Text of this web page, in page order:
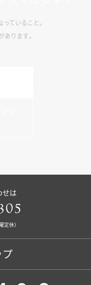
っていること。
あります。
せは
定休）
プ